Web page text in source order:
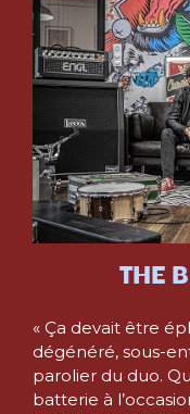
THE
« Ça devait être
dégénéré, sous-
parolier du duo.
batterie à